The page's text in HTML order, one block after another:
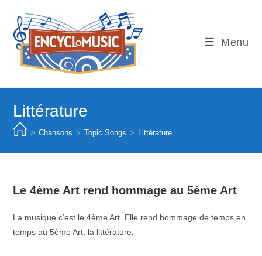
content
Menu
Littérature
> Chansons > Topic Songs > Littérature
Le 4ème Art rend hommage au 5ème Art
La musique c’est le 4ème Art. Elle rend hommage de temps en
temps au 5ème Art, la littérature.